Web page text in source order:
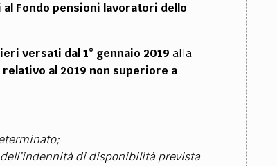
Fondo pensioni lavoratori dello
versati dal 1° gennaio 2019 alla
al 2019 non superiore a
di disponibilità prevista